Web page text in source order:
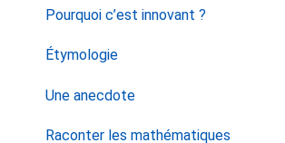
Pourquoi c’est innovant ?
Étymologie
Une anecdote
Raconter les mathématiques